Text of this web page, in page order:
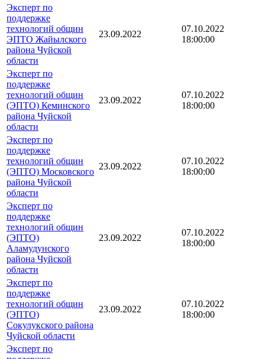
Эксперт по
поддержке
технологий общин
ЭПТО Жайылского
района Чуйской
области
23.09.2022
07.10.2022
18:00:00
Эксперт по
поддержке
технологий общин
(ЭПТО) Кеминского
района Чуйской
области
23.09.2022
07.10.2022
18:00:00
Эксперт по
поддержке
технологий общин
(ЭПТО) Московского
района Чуйской
области
23.09.2022
07.10.2022
18:00:00
Эксперт по
поддержке
технологий общин
(ЭПТО)
Аламудунского
района Чуйской
области
23.09.2022
07.10.2022
18:00:00
Эксперт по
поддержке
технологий общин
(ЭПТО)
Сокулукского района
Чуйской области
23.09.2022
07.10.2022
18:00:00
Эксперт по